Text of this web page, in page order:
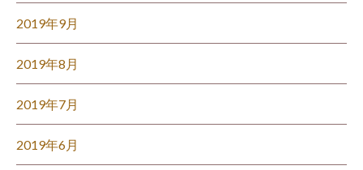
2019年9月
2019年8月
2019年7月
2019年6月